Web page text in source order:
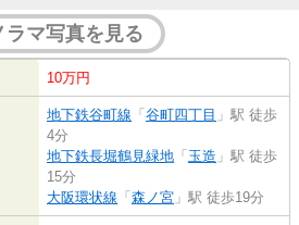
ラマ写真を見る
10万円
地下鉄谷町線 「 谷町四丁目 」駅 徒歩
4分
地下鉄長堀鶴見緑地 「 玉造 」駅 徒歩
15分
大阪環状線 「 森ノ宮 」駅 徒歩19分